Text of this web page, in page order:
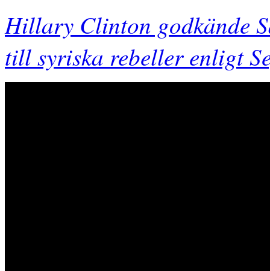
Hillary Clinton godkände
till syriska rebeller enligt